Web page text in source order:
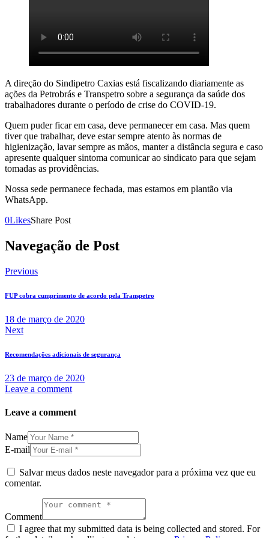
A direção do Sindipetro Caxias está fiscalizando diariamente as
ações da Petrobrás e Transpetro sobre a segurança da saúde dos
trabalhadores durante o período de crise do COVID-19.
Quem puder ficar em casa, deve permanecer em casa. Mas quem
tiver que trabalhar, deve estar sempre atento às normas de
higienização, lavar sempre as mãos, manter a distância segura e caso
apresente qualquer sintoma comunicar ao sindicato para que sejam
tomadas as providências.
Nossa sede permanece fechada, mas estamos em plantão via
WhatsApp.
0LikesShare Post
Navegação de Post
Previous
FUP cobra cumprimento de acordo pela Transpetro
18 de março de 2020
Next
Recomendações adicionais de segurança
23 de março de 2020
Leave a comment
Leave a comment
Name
E-mail
Salvar meus dados neste navegador para a próxima vez que eu
comentar.
Comment
I agree that my submitted data is being collected and stored. For